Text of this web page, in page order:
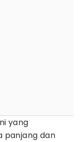
yang
panjang dan